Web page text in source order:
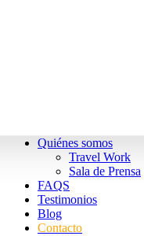
Quiénes somos
Travel Work
Sala de Prensa
FAQS
Testimonios
Blog
Contacto